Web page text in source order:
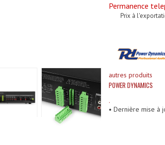
Permanence
Prix à
autres produits
POWER DYNAMICS
.
• Dernière mise à